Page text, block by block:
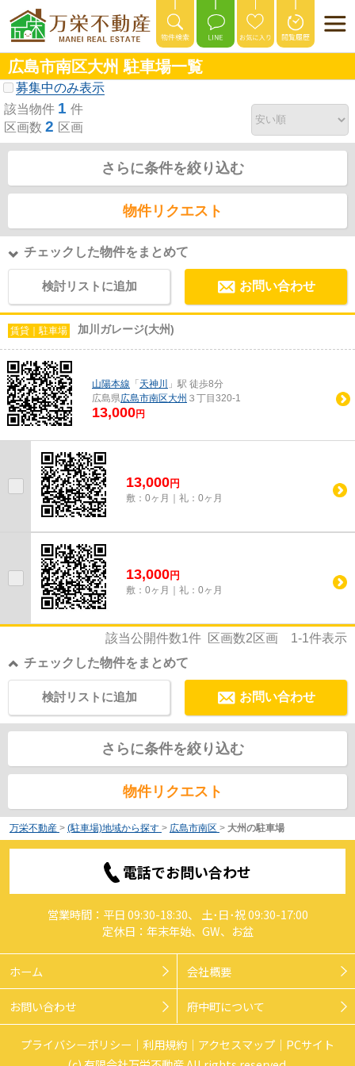
広島市南区大州 駐車場一覧
募集中のみ表示
該当物件 1 件
区画数 2 区画
さらに条件を絞り込む
物件リクエスト
チェックした物件をまとめて
検討リストに追加 お問い合わせ
賃貸｜駐車場 加川ガレージ(大州)
山陽本線 「天神川
」駅 徒歩8分
広島県広島市南区大州 ３丁目320-1
13,000円
13,000円
敷：0ヶ月｜礼：0ヶ月
13,000円
敷：0ヶ月｜礼：0ヶ月
該当公開件数1件 区画数2区画 1-1件表示
チェックした物件をまとめて
お問い合わせ
検討リストに追加
さらに条件を絞り込む
物件リクエスト
万栄不動産 > (駐車場)地域から探す > 広島市南区 > 大州の駐車場
電話でお問い合わせ
営業時間：平日 09:30-18:30、 土･日･祝 09:30-17:00
定休日：年末年始、GW、お盆
ホーム 会社概要
お問い合わせ 府中町について
プライバシーポリシー 利用規約 アクセスマップ
PCサイト